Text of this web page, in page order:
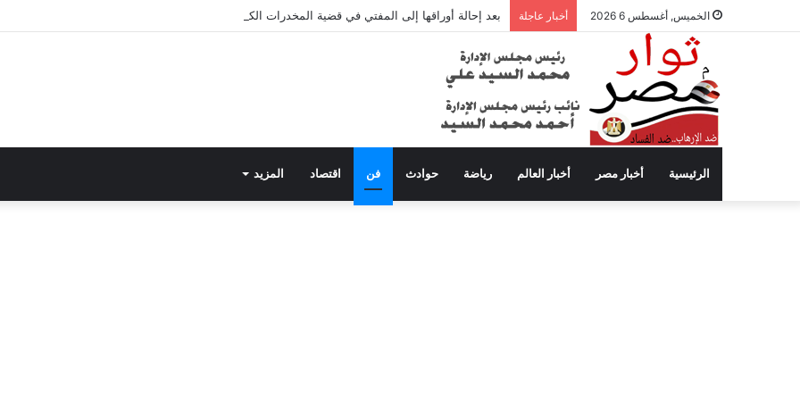
الخميس, أغسطس 6 2026 أخبار عاجلة بعد إحالة أوراقها إلى المفتي في قضية المخدرات الكبرى.. من هي سارة خليفة؟
الرئيسية أخبار مصر أخبار العالم رياضة حوادث فن اقتصاد المزيد